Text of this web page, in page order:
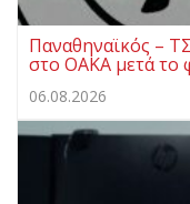
Παναθηναϊκός –
στο ΟΑΚΑ μετά το
06.08.2026